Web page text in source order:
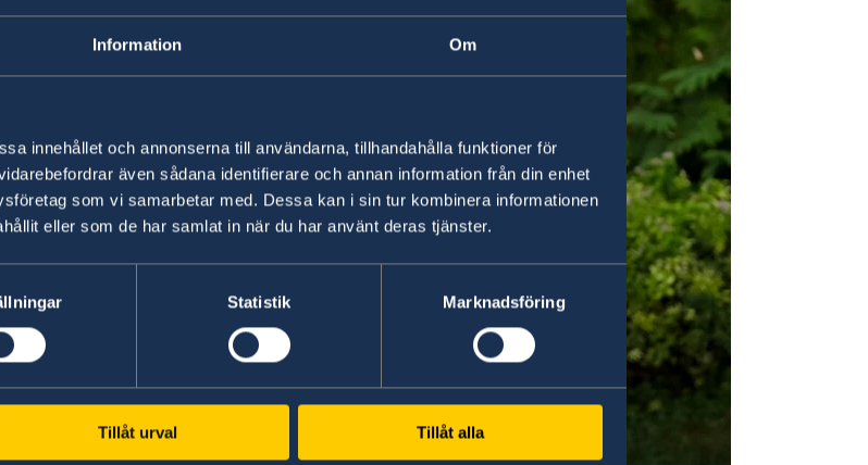
Information Om
innehållet och annonserna till användarna, tillhandahålla funktioner för
även sådana identifierare och annan information från din enhet
som vi samarbetar med. Dessa kan i sin tur kombinera informationen
eller som de har samlat in när du har använt deras tjänster.
Statistik Marknadsföring
Tillåt urval Tillåt alla